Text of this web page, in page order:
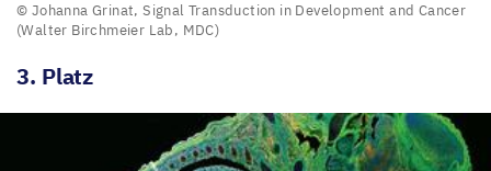
Zelltypen
12
Uhr),
Darmkrebstherapie?
Das
Bild
© Johanna Grinat, Signal Transduction in Development and Cancer
(Walter Birchmeier Lab, MDC)
3. Platz